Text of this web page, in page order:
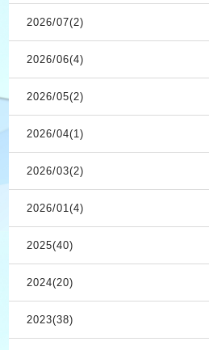
2026/07(2)
2026/06(4)
2026/05(2)
2026/04(1)
2026/03(2)
2026/01(4)
2025(40)
2024(20)
2023(38)